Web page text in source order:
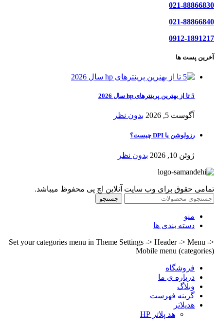
021-88866830
021-88866840
0912-1891217
آخرین پست ها
5 تا از بهترین پرینترهای hp سال 2026
آگوست 5, 2026 بدون نظر
رزولوشن یا DPI چیست؟
ژوئن 10, 2026 بدون نظر
تمامی حقوق برای وب سایت آنلاین اچ پی محفوظ میباشد.
جستجو
منو
دسته بندی ها
Set your categories menu in Theme Settings -> Header -> Menu ->
Mobile menu (categories)
فروشگاه
درباره ی ما
وبلاگ
گزینه فهرست
هدپلاتر
هد پلاتر HP